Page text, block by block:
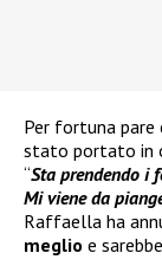
Per fortuna pare
stato portato in
“Sta prendendo i
Mi viene da
Raffaella ha
meglio e